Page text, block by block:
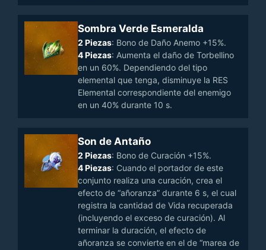
Sombra Verde Esmeralda
2 Piezas: Bono de Daño Anemo +15%.
4 Piezas: Aumenta el daño de Torbellino
en un 60%. Dependiendo del tipo
elemental que tenga, disminuye la RES
Elemental correspondiente del enemigo
en un 40% durante 10 s.
Son de Antaño
2 Piezas: Bono de Curación +15%.
4 Piezas: Cuando el portador de este
conjunto realiza una curación, crea el
efecto de “añoranza” durante 6 s, el cual
registra la cantidad de Vida recuperada
(incluyendo el exceso de curación). Al
terminar la duración, el efecto de
añoranza se convierte en el de “marea de